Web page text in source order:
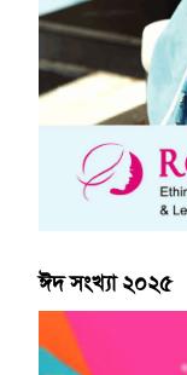
ঈদ সংখ্যা ২০২৫